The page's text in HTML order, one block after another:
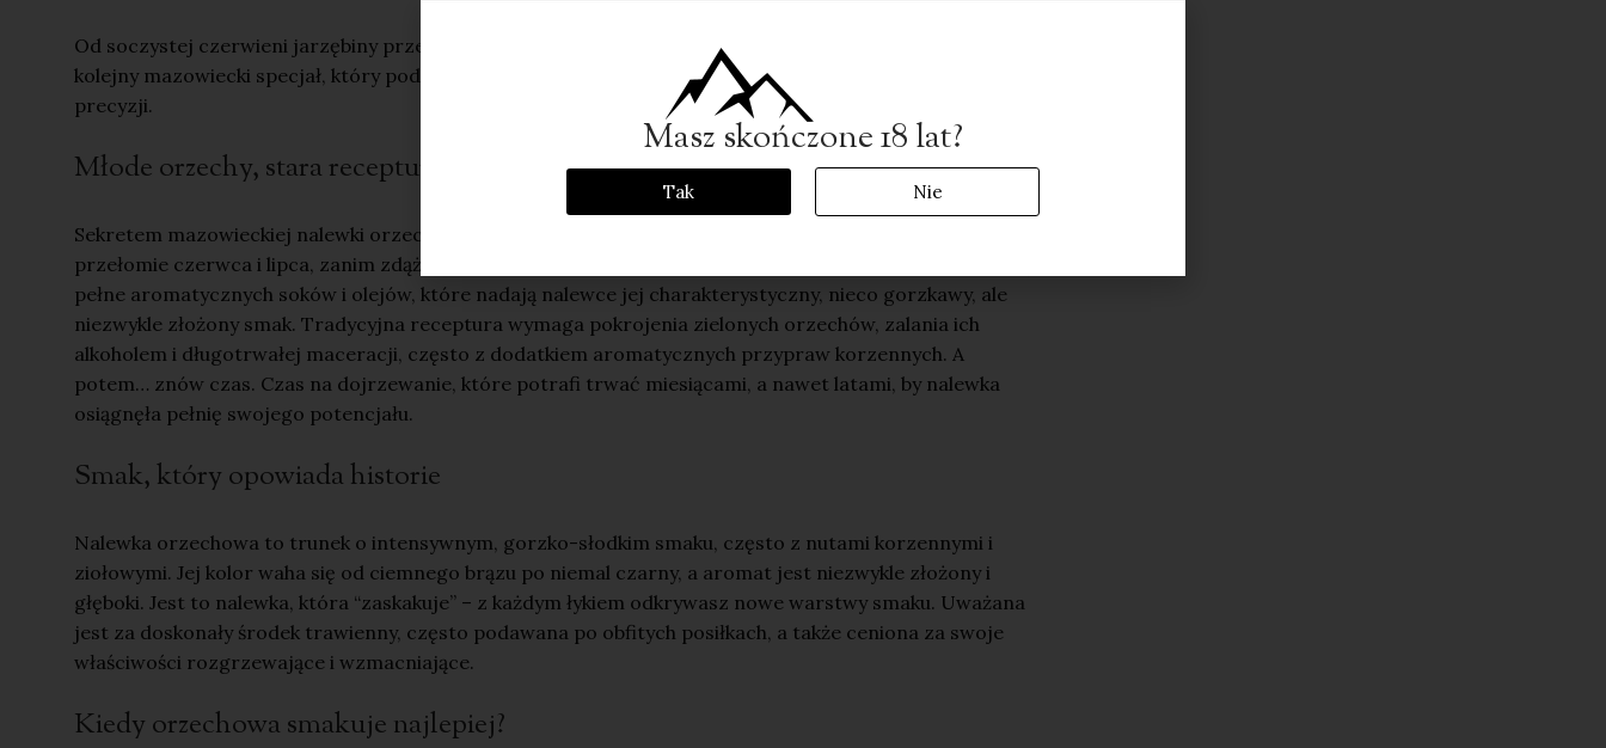
Od soczystej czerwieni jarzębiny przenosimy się do ciemnej, intrygującej głębi nalewki orzechowej. To
kolejny mazowiecki specjał, który podbija serca koneserów, choć wymaga jeszcze więcej cierpliwości i
precyzji.
Młode orzechy, stara receptura
Sekretem mazowieckiej nalewki orzechowej są niedojrzałe, zielone orzechy włoskie, zbierane na
przełomie czerwca i lipca, zanim zdąży stwardnieć ich skorupka. To właśnie w tym momencie orzechy są
pełne aromatycznych soków i olejów, które nadają nalewce jej charakterystyczny, nieco gorzkawy, ale
niezwykle złożony smak. Tradycyjna receptura wymaga pokrojenia zielonych orzechów, zalania ich
alkoholem i długotrwałej maceracji, często z dodatkiem aromatycznych przypraw korzennych. A
potem… znów czas. Czas na dojrzewanie, które potrafi trwać miesiącami, a nawet latami, by nalewka
osiągnęła pełnię swojego potencjału.
Smak, który opowiada historie
Nalewka orzechowa to trunek o intensywnym, gorzko-słodkim smaku, często z nutami korzennymi i
ziołowymi. Jej kolor waha się od ciemnego brązu po niemal czarny, a aromat jest niezwykle złożony i
głęboki. Jest to nalewka, która “zaskakuje” – z każdym łykiem odkrywasz nowe warstwy smaku. Uważana
jest za doskonały środek trawienny, często podawana po obfitych posiłkach, a także ceniona za swoje
właściwości rozgrzewające i wzmacniające.
Kiedy orzechowa smakuje najlepiej?
Masz skończone 18 lat?
Tak Nie